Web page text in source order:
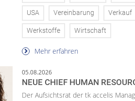
USA Vereinbarung Verkauf
Werkstoffe Wirtschaft
Mehr erfahren
05.08.2026
NEUE CHIEF HUMAN
Der Aufsichtsrat der tk accelis